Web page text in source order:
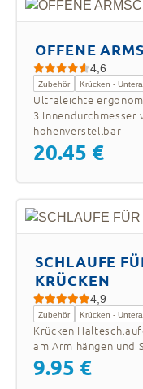
OFFENE
4,6
Zubehör Krücken -
Ultraleichte
3
höhenverstellbar
20.45 €
SCHLAUFE
KRÜCKEN
4,9
Zubehör Krücken -
Krücken
am Arm hängen und
9.95 €